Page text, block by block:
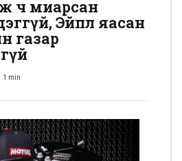
ч миарсан
Эйпл яасан
газар
1 min